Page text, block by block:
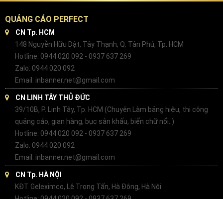
QUẢNG CÁO PERFECT
CN Tp. HCM
148 Nguyễn Hữu Dật, Tây Thạnh, Q. Tân Phú, Tp. HCM
Hotline: 0944 020 092 - 0937 637 269
Zalo: 0944 020 092
Email: inbanner.net@gmail.com
CN LINH TÂY THỦ ĐỨC
39/10B, P. Linh Tây, Tp. HCM (Chuyên Làm bảng hiệu, thi công
quảng cáo, gian hàng, bục sân khấu, biển chữ nổi..)
Hotline: 0944 020 092 - 0937 637 269
Zalo: 0944 020 092
Email: inbanner.net@gmail.com
CN Tp. HÀ NỘI
KĐT Geleximco, Lê Trọng Tấn, Hà Đông, Hà Nội